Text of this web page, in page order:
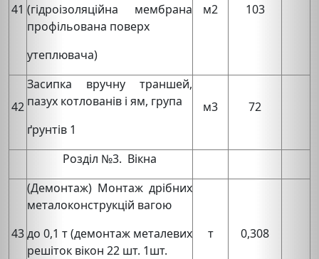
41 (гідроізоляційна мембрана
профільована поверх
утеплювача)
м2 103
42
Засипка вручну траншей,
пазух котлованів і ям, група
ґрунтів 1
м3 72
Розділ №3. Вікна
43
(Демонтаж) Монтаж дрібних
металоконструкцій вагою
до 0,1 т (демонтаж металевих
решіток вікон 22 шт. 1шт.
т 0,308